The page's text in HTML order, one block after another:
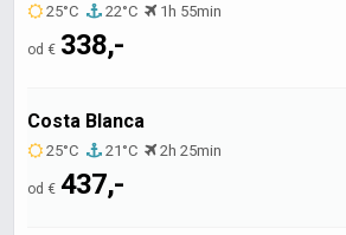
25°C 22°C 1h 55min
od € 338,-
Costa Blanca
25°C 21°C 2h 25min
od € 437,-